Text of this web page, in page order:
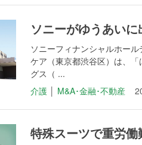
ソニーがゆうあい
ソニーフィナンシャルホー
ケア（東京都渋谷区）は、
グス（ ...
介護
M&A･金融･不動産
特殊スーツで重労